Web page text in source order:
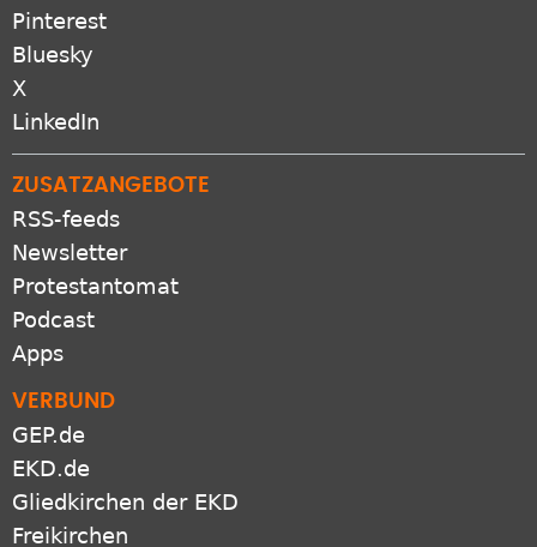
Pinterest
Bluesky
X
LinkedIn
ZUSATZANGEBOTE
RSS-feeds
Newsletter
Protestantomat
Podcast
Apps
VERBUND
GEP.de
EKD.de
Gliedkirchen der EKD
Freikirchen